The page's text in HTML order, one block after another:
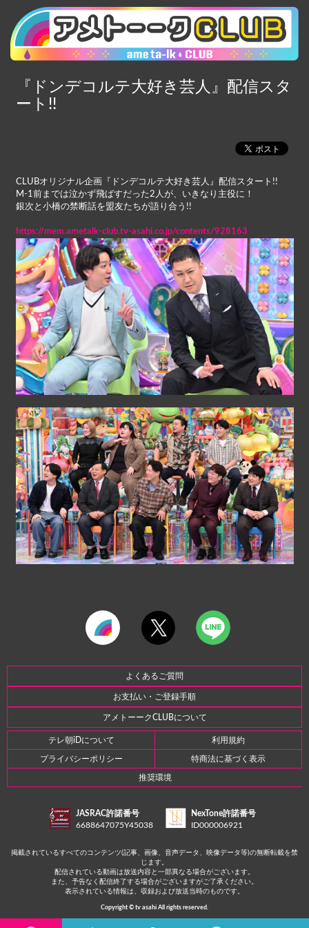
『ドンデコルテ大好き芸人』配信スタ
ート!!
CLUBオリジナル企画『ドンデコルテ大好き芸人』配信スタート!!
M-1前までは泣かず飛ばすだった2人が、いきなり主役に！
銀次と小橋の禁断話を盟友たちが語り合う!!
https://mem.ametalk-club.tv-asahi.co.jp/contents/928163
よくあるご質問
お支払い・ご登録手順
アメトーークCLUBについて
テレ朝iDについて 利用規約
プライバシーポリシー 特商法に基づく表示
推奨環境
JASRAC許諾番号
6688647075Y45038
NexTone許諾番号
ID000006921
掲載されているすべてのコンテンツ(記事、画像、音声データ、映像データ等)の無断転載を禁
じます。
配信されている動画は放送内容と一部異なる場合がございます。
また、予告なく配信終了する場合がございますがご了承ください。
表示されている情報は、収録および放送当時のものです。
Copyright © tv asahi All rights reserved.